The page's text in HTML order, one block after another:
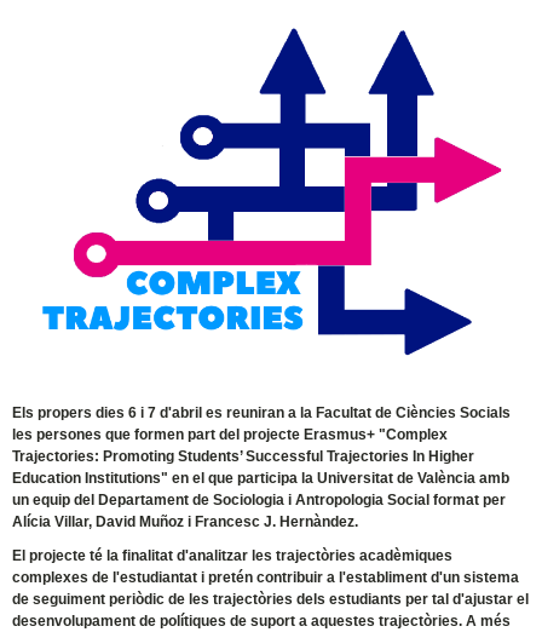
Els propers dies 6 i 7 d'abril es reuniran a la Facultat de Ciències Socials
les persones que formen part del projecte Erasmus+ "Complex
Trajectories: Promoting Students’ Successful Trajectories In Higher
Education Institutions" en el que participa la Universitat de València amb
un equip del Departament de Sociologia i Antropologia Social format per
Alícia Villar, David Muñoz i Francesc J. Hernàndez.
El projecte té la finalitat d'analitzar les trajectòries acadèmiques
complexes de l'estudiantat i pretén contribuir a l'establiment d'un sistema
de seguiment periòdic de les trajectòries dels estudiants per tal d'ajustar el
desenvolupament de polítiques de suport a aquestes trajectòries. A més